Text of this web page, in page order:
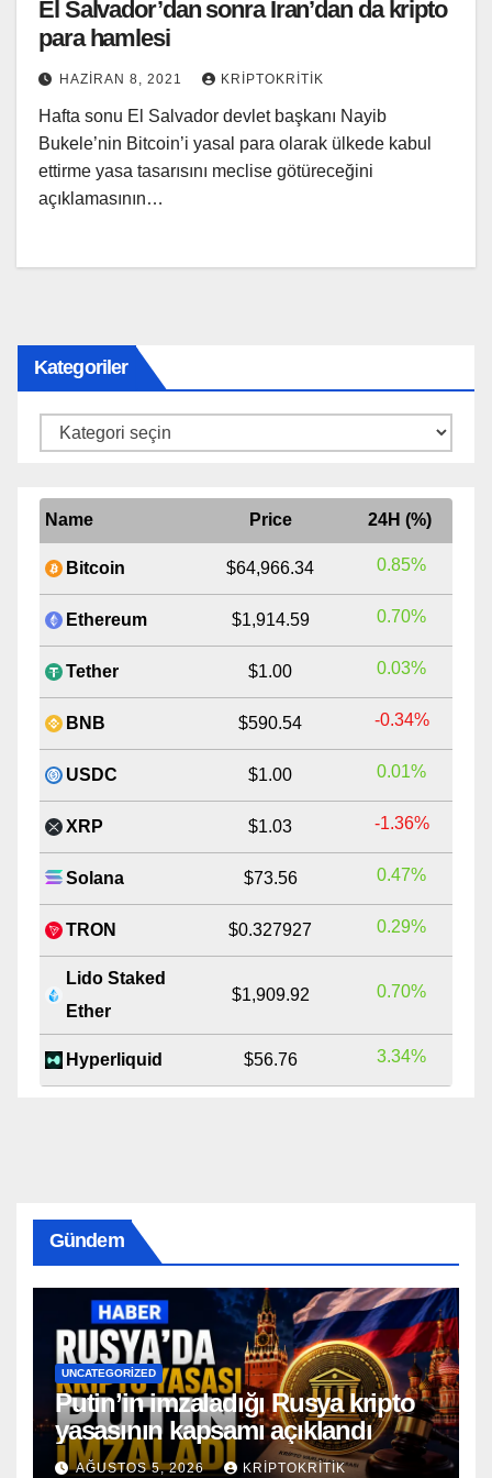
El Salvador’dan sonra İran’dan da kripto
para hamlesi
HAZIRAN 8, 2021 KRIPTOKRITIK
Hafta sonu El Salvador devlet başkanı Nayib
Bukele’nin Bitcoin’i yasal para olarak ülkede kabul
ettirme yasa tasarısını meclise götüreceğini
açıklamasının…
Kategoriler
Kategoriler
Name Price 24H (%)
Bitcoin $64,966.34 0.85%
Ethereum $1,914.59 0.70%
Tether $1.00 0.03%
BNB $590.54 -0.34%
USDC $1.00 0.01%
XRP $1.03 -1.36%
Solana $73.56 0.47%
TRON $0.327927 0.29%
Lido Staked
Ether
$1,909.92 0.70%
Hyperliquid $56.76 3.34%
Gündem
UNCATEGORIZED
Putin’in imzaladığı Rusya kripto
yasasının kapsamı açıklandı
AĞUSTOS 5, 2026 KRIPTOKRITIK